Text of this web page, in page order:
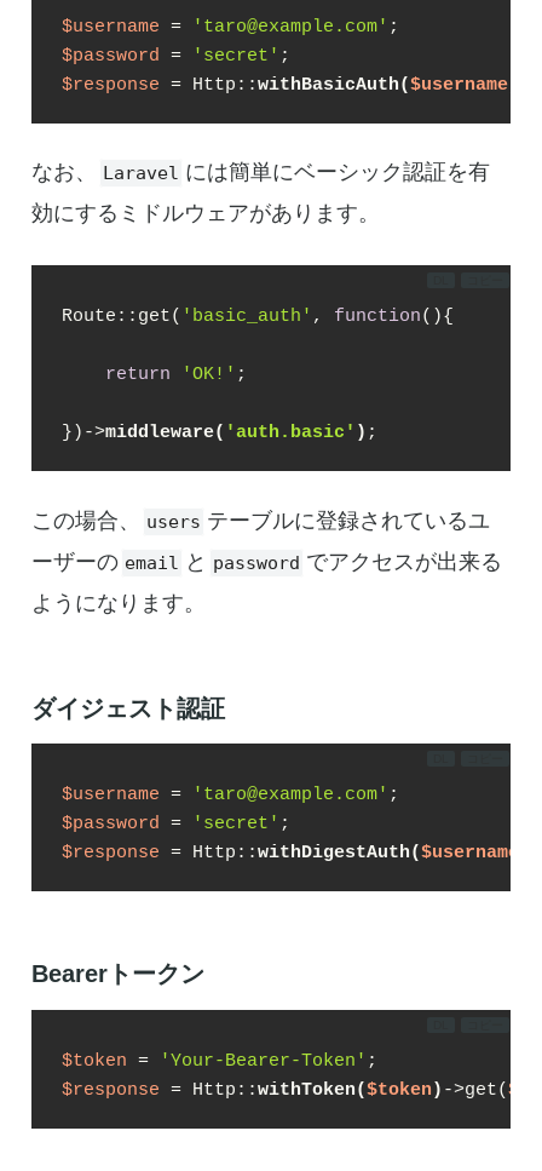
$username = 'taro@example.com'
$password
= 'secret'
$response = Http::withBasicAuth($username
なお、 Laravel には簡単にベーシック認証を有
効にするミドルウェアがあります。
Route::get( 'basic_auth' , function( ){
return 'OK!' ;
})->middleware( 'auth.basic' ) ;
この場合、 users テーブルに登録されているユ
ーザーの email と password でアクセスが出来る
ようになります。
ダイジェスト認証
$username = 'taro@example.com'
$password = 'secret'
$response = Http::withDigestAuth($username
Bearerトークン
$token = 'Your-Bearer-Token'
$response = Http::withToken($token) ->get(